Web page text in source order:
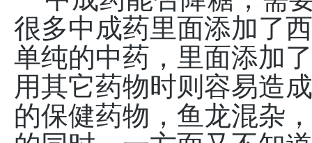
很多中成药里面添加了
单纯的中药，里面添加
用其它药物时则容易造
的保健药物，鱼龙混杂